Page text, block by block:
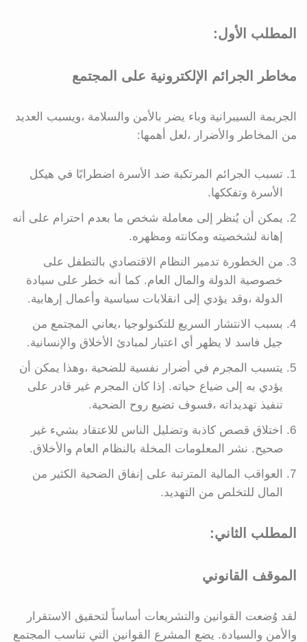
المطلب الأول:
مخاطر الجرائم الإلكترونية على المجتمع
الجريمة السيبرانية وباء يضر بالأمن والسلامة ،ويسبب العديد
من المخاطر والأضرار ،لعل أهمها:
تسبب الجرائم المرتكبة ضد الأسرة اضطرابًا في هيكل
الأسرة وتفككها.
يمكن أن يُنظر إلى معاملة شخص ما بعدم احترام على أنه
إهانة لشخصيته ومكانته ومظهره.
من الخطورة تدمير النظام الاقتصادي بالتطفل على
خصوصية الدولة والمال العام. كما أنه خطر على سيادة
الدولة ،وقد يؤدي إلى انقلابات سياسية وأعمال إرهابية.
بسبب الانتشار السريع للتكنولوجيا ،يعاني المجتمع من
جيل فاسد لا يظهر أي اعتبار لمبادئ الأخلاق والإنسانية.
يتسبب المجرم في أضرار نفسية للضحية ،وهذا يمكن أن
يؤدي به إلى ضياع حياته. إذا كان المجرم غير قادر على
تنفيذ تهديداته ،فسوف تضيع روح الضحية.
اختلاق قصص كاذبة وتضليل الناس للاعتقاد بشيء غير
صحيح. نشر المعلومات المخلة بالنظام العام والأخلاق.
العواقب المالية المترتبة على إنفاق الضحية الكثير من
المال للتخلص من التهديد.
المطلب الثاني:
الموقف القانوني
لقد وُضعت القوانين والتشريعات أساساً لتحقيق الاستقرار
والأمن والسيادة. يضع المشرع القوانين التي تناسب المجتمع